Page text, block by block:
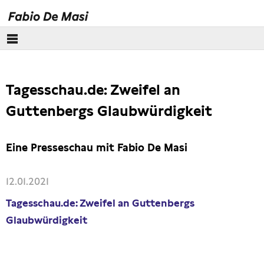
Europäisches Parlament
Presse
Pressebilder
Tagesschau.de: Zweifel an
Guttenbergs Glaubwürdigkeit
Eine Presseschau mit Fabio De Masi
12.01.2021
Tagesschau.de: Zweifel an Guttenbergs
Glaubwürdigkeit